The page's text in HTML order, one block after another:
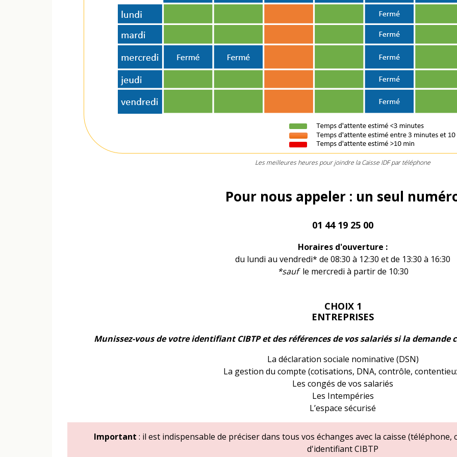
Les meilleures heures pour joindre la Caisse IDF par téléphone
Pour nous appeler : un seul
01 44 19 25 00
Horaires d'ouverture :
du lundi au vendredi* de 08:30 à 12:30 et de 13:30 à 16:30
*saufle mercredi à partir de 10:30
CHOIX 1
ENTREPRISES
Munissez-vous de votre identifiant CIBTP et des références de vos salariés si la
La déclaration sociale nominative (DSN)
La gestion du compte (cotisations, DNA, contrôle,
Les congés de vos salariés
Les Intempéries
L’espace sécurisé
Important : il est indispensable de préciser dans tous vos échanges avec la caisse
d'identifiant CIBTP